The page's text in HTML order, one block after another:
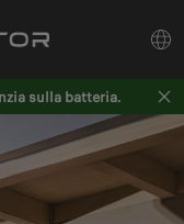
sulla batteria.